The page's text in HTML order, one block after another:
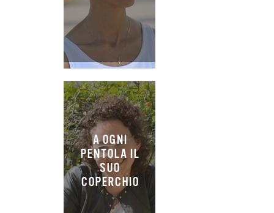
A OGNI
PENTOLA IL
SUO
COPERCHIO